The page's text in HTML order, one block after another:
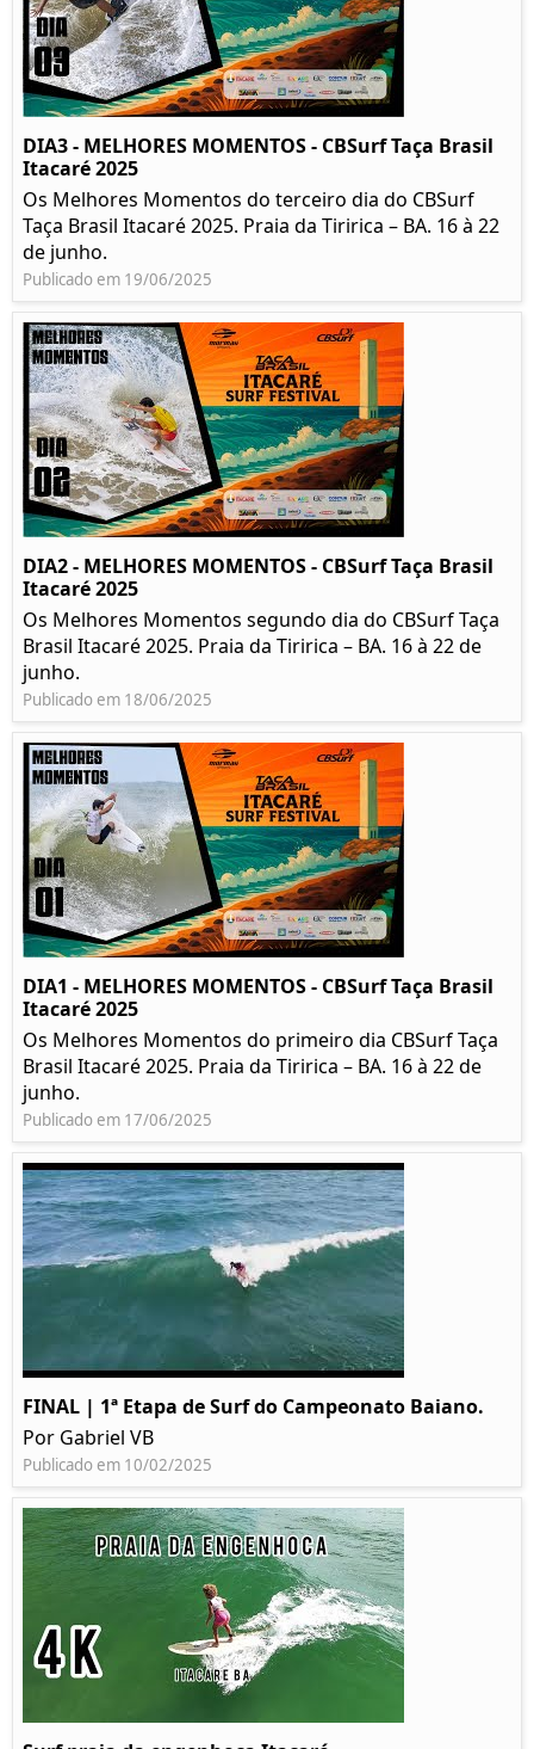
DIA3 - MELHORES MOMENTOS - CBSurf Taça Brasil
Itacaré 2025
Os Melhores Momentos do terceiro dia do CBSurf
Taça Brasil Itacaré 2025. Praia da Tiririca – BA. 16 à 22
de junho.
Publicado em 19/06/2025
DIA2 - MELHORES MOMENTOS - CBSurf Taça Brasil
Itacaré 2025
Os Melhores Momentos segundo dia do CBSurf Taça
Brasil Itacaré 2025. Praia da Tiririca – BA. 16 à 22 de
junho.
Publicado em 18/06/2025
DIA1 - MELHORES MOMENTOS - CBSurf Taça Brasil
Itacaré 2025
Os Melhores Momentos do primeiro dia CBSurf Taça
Brasil Itacaré 2025. Praia da Tiririca – BA. 16 à 22 de
junho.
Publicado em 17/06/2025
FINAL | 1ª Etapa de Surf do Campeonato Baiano.
Por Gabriel VB
Publicado em 10/02/2025